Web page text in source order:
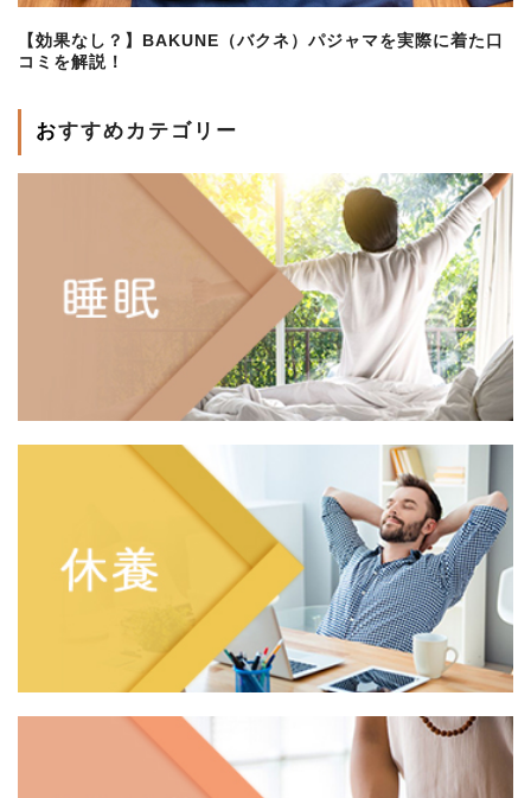
【効果なし？】BAKUNE（バクネ）パジャマを実際に着た口
コミを解説！
おすすめカテゴリー